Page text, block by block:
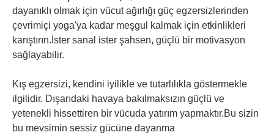
dayanıklı olmak için vücut ağırlığı güç egzersizlerinden
çevrimiçi yoga'ya kadar meşgul kalmak için etkinlikleri
karıştırın.İster sanal ister şahsen, güçlü bir motivasyon
sağlayabilir.
Kış egzersizi, kendini iyilikle ve tutarlılıkla göstermekle
ilgilidir. Dışarıdaki havaya bakılmaksızın güçlü ve
yetenekli hissettiren bir vücuda yatırım yapmaktır.Bu sizin
bu mevsimin sessiz gücüne dayanma